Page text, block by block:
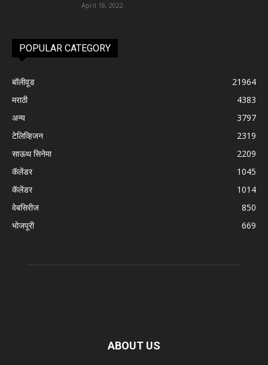
April 18, 2022
POPULAR CATEGORY
बॉलीवूड
21964
मराठी
4383
अन्य
3797
टेलिव्हिजन
2319
साऊथ सिनेमा
2209
कॅलेंडर
1045
कॅलेंडर
1014
वेबसिरीज
850
भोजपूरी
669
ABOUT US